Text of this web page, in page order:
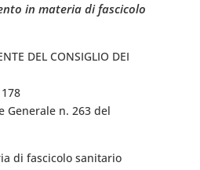
in materia di fascicolo
DEL CONSIGLIO DEI
Generale n. 263 del
di fascicolo sanitario